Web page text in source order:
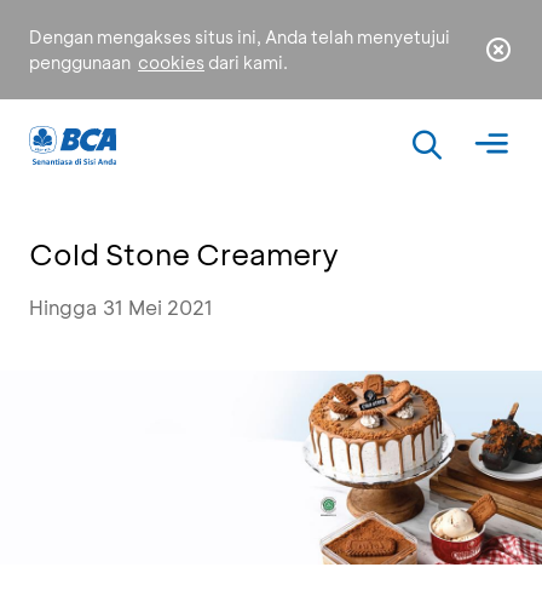
Dengan mengakses situs ini, Anda telah menyetujui
penggunaan cookies dari kami.
Cold Stone Creamery
Hingga 31 Mei 2021